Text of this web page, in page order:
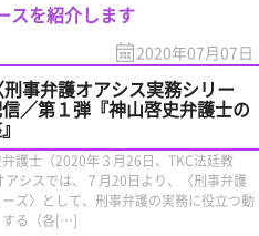
スを紹介します
2020年07月07日
事弁護オアシス実務シリー
／第１弾『神山啓史弁護士の
護士（2020年３月26日、TKC法廷教
シスでは、７月20日より、〈刑事弁護
ズ〉として、刑事弁護の実務に役立つ動
する（各[…]